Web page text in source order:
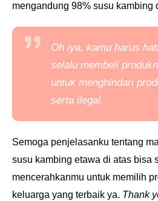
mengandung 98% susu kambing
Oh iya, kamu harus
selalu membeli
untuk menghindari
serta ilegal.
Semoga penjelasanku tentang
susu kambing etawa di atas bisa
mencerahkanmu untuk memilih
keluarga yang terbaik ya. Thank